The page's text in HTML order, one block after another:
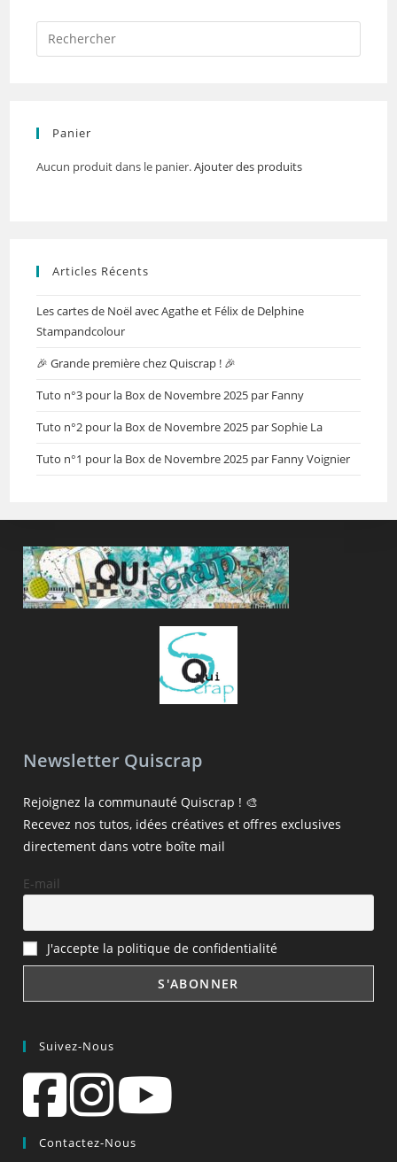
Panier
Aucun produit dans le panier.Ajouter des produits
Articles Récents
Les cartes de Noël avec Agathe et Félix de Delphine
Stampandcolour
🎉 Grande première chez Quiscrap ! 🎉
Tuto n°3 pour la Box de Novembre 2025 par Fanny
Tuto n°2 pour la Box de Novembre 2025 par Sophie La
Tuto n°1 pour la Box de Novembre 2025 par Fanny Voignier
Newsletter Quiscrap
Rejoignez la communauté Quiscrap ! 🎨
Recevez nos tutos, idées créatives et offres exclusives
directement dans votre boîte mail
E-mail
J'accepte la politique de confidentialité
Suivez-Nous
Contactez-Nous